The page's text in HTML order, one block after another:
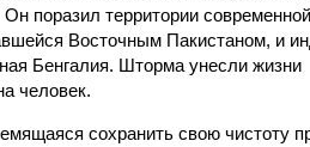
поразил территории
Восточным Пакистаном, и
Бенгалия. Шторма унесли жизни
человек.
сохранить свою чистоту